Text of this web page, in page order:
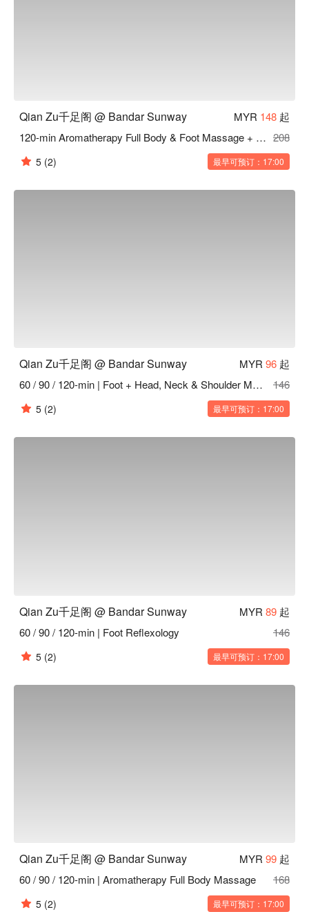
Qian Zu千足阁 @ Bandar Sunway MYR 148 起
120-min Aromatherapy Full Body & Foot Massage + Free Guasha / Ear Candle 208
5 (2) 最早可预订：17:00
Qian Zu千足阁 @ Bandar Sunway MYR 96 起
60 / 90 / 120-min | Foot + Head, Neck & Shoulder Massage
146
5 (2) 最早可预订：17:00
Qian Zu千足阁 @ Bandar Sunway MYR 89 起
60 / 90 / 120-min | Foot Reflexology
146
5 (2) 最早可预订：17:00
Qian Zu千足阁 @ Bandar Sunway MYR 99 起
60 / 90 / 120-min | Aromatherapy Full Body Massage
168
5 (2) 最早可预订：17:00